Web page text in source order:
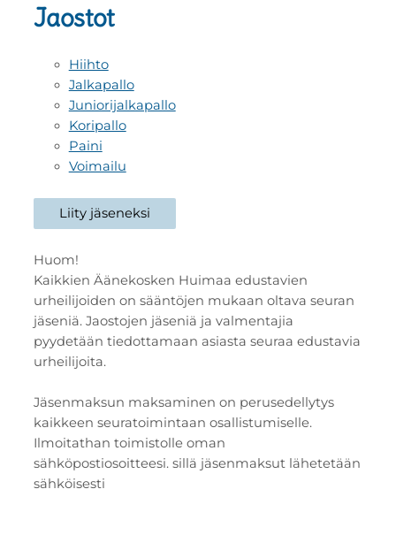
Jaostot
Hiihto
Jalkapallo
Juniorijalkapallo
Koripallo
Paini
Voimailu
Liity jäseneksi
Huom!
Kaikkien Äänekosken Huimaa edustavien
urheilijoiden on sääntöjen mukaan oltava seuran
jäseniä. Jaostojen jäseniä ja valmentajia
pyydetään tiedottamaan asiasta seuraa edustavia
urheilijoita.
Jäsenmaksun maksaminen on perusedellytys
kaikkeen seuratoimintaan osallistumiselle.
Ilmoitathan toimistolle oman
sähköpostiosoitteesi. sillä jäsenmaksut lähetetään
sähköisesti